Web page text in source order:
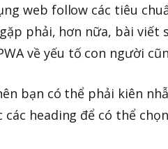
web follow các tiêu
phải, hơn nữa, bài viết
về yếu tố con người
bạn có thể phải kiên
các heading để có thể